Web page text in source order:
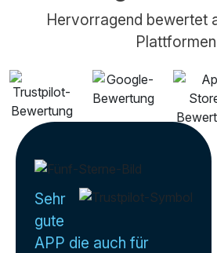
Hervorragend bewertet
Plattformen
Sehr
gute
APP die auch für